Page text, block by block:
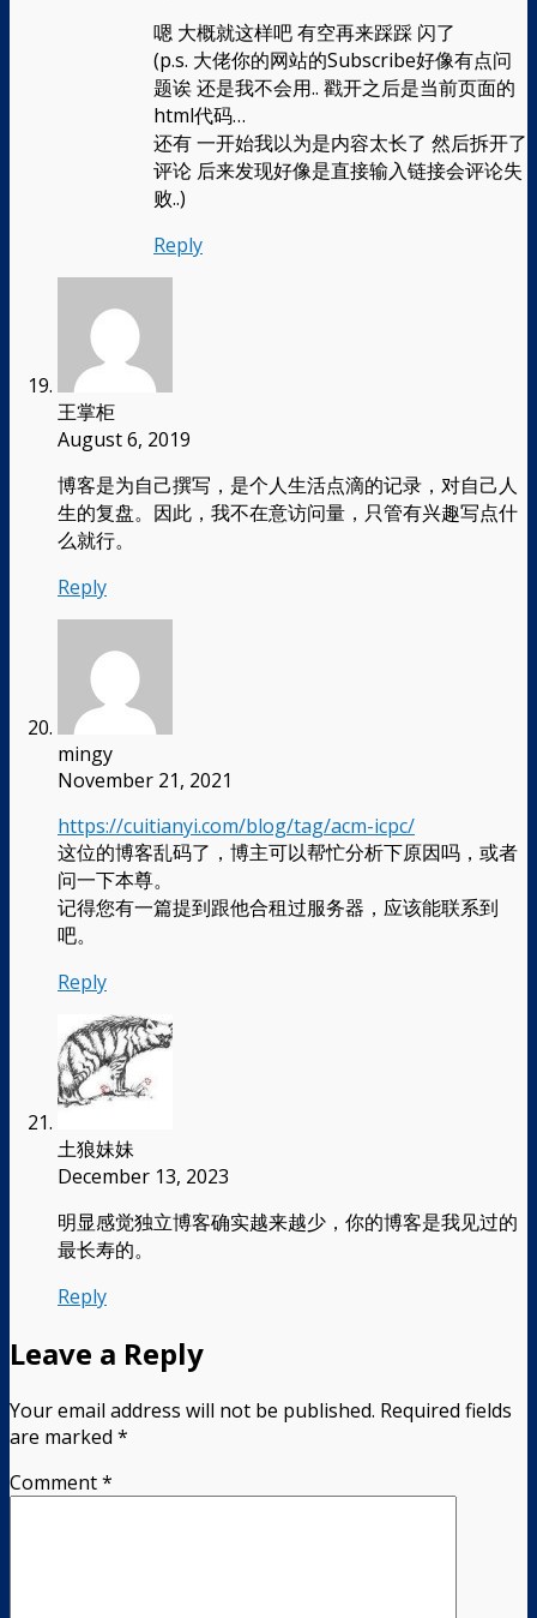
嗯 大概就这样吧 有空再来踩踩 闪了
(p.s. 大佬你的网站的Subscribe好像有点问
题诶 还是我不会用.. 戳开之后是当前页面的
html代码…
还有 一开始我以为是内容太长了 然后拆开了
评论 后来发现好像是直接输入链接会评论失
败..)
Reply
王掌柜
August 6, 2019
博客是为自己撰写，是个人生活点滴的记录，对自己人
生的复盘。因此，我不在意访问量，只管有兴趣写点什
么就行。
Reply
mingy
November 21, 2021
https://cuitianyi.com/blog/tag/acm-icpc/
这位的博客乱码了，博主可以帮忙分析下原因吗，或者
问一下本尊。
记得您有一篇提到跟他合租过服务器，应该能联系到
吧。
Reply
土狼妹妹
December 13, 2023
明显感觉独立博客确实越来越少，你的博客是我见过的
最长寿的。
Reply
Leave a Reply
Your email address will not be published. Required fields
are marked *
Comment*